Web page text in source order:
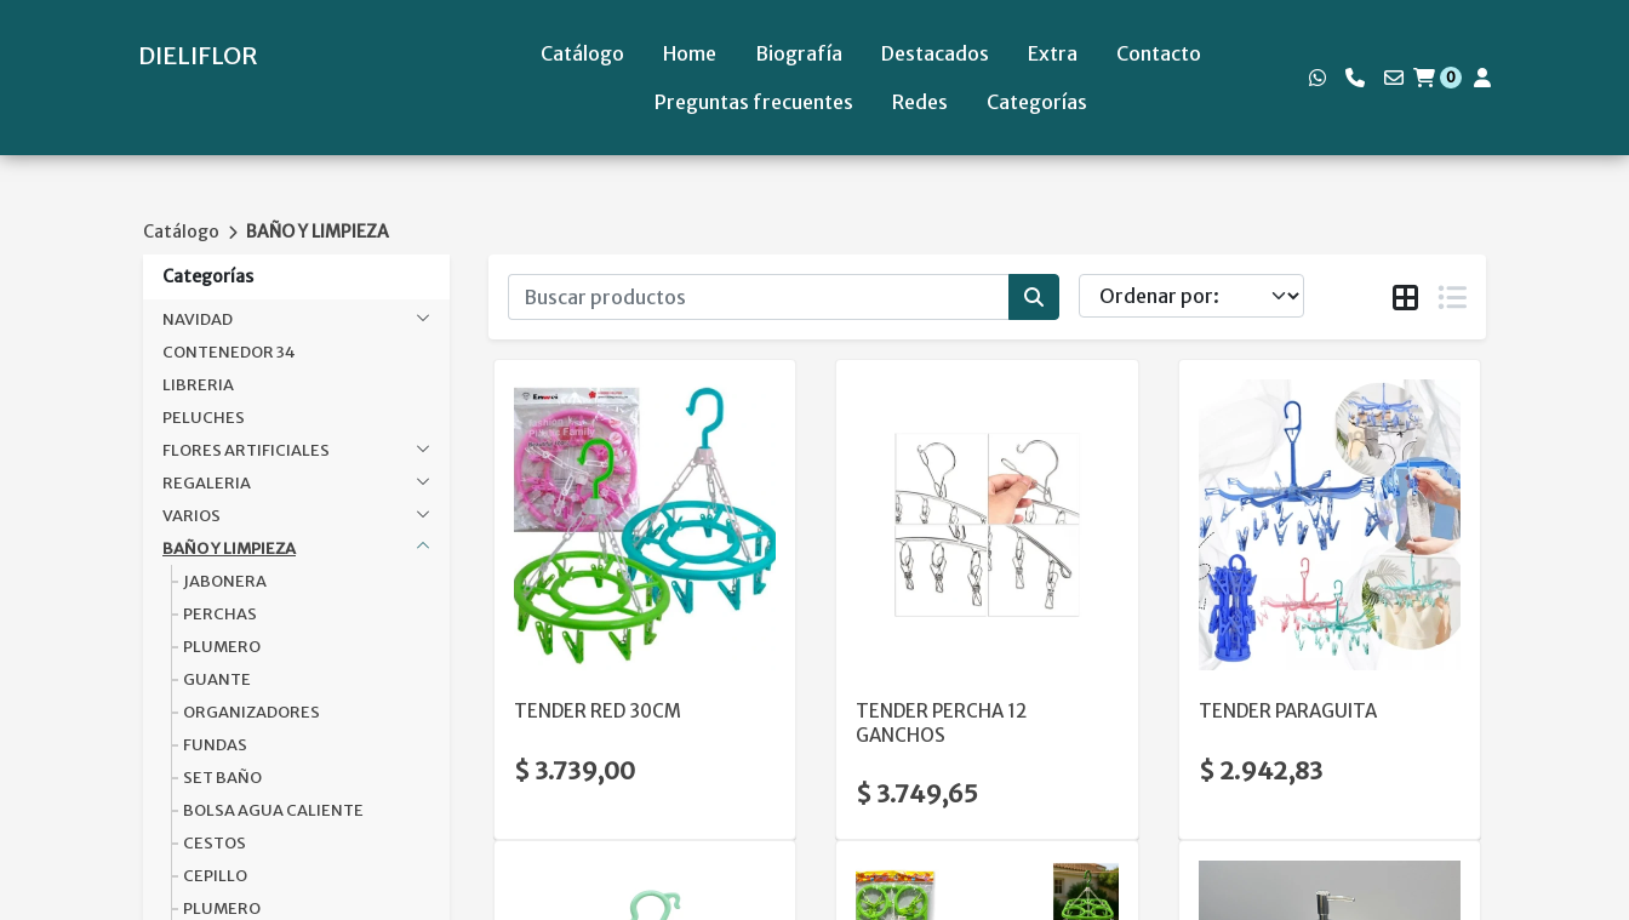
DIELIFLOR Catálogo Home Biografía Destacados Extra
Contacto
Preguntas frecuentes
Redes Categorías
0
Catálogo BAÑO Y LIMPIEZA
Categorías
NAVIDAD
CONTENEDOR 34
LIBRERIA
PELUCHES
FLORES ARTIFICIALES
REGALERIA
VARIOS
BAÑO Y LIMPIEZA
JABONERA
PERCHAS
PLUMERO
GUANTE
ORGANIZADORES
FUNDAS
SET BAÑO
BOLSA AGUA CALIENTE
CESTOS
CEPILLO
PLUMERO
TENDER RED 30CM
$ 3.739,00
VER DETALLE
TENDER PERCHA 12
GANCHOS
$ 3.749,65
TENDER PARAGUITA
$ 2.942,83
VER DETALLE